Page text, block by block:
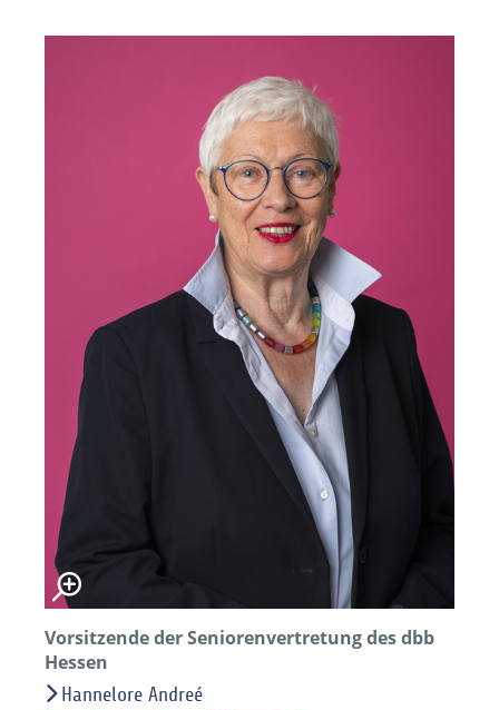
Vorsitzende der Seniorenvertretung des dbb
Hessen
Hannelore Andreé